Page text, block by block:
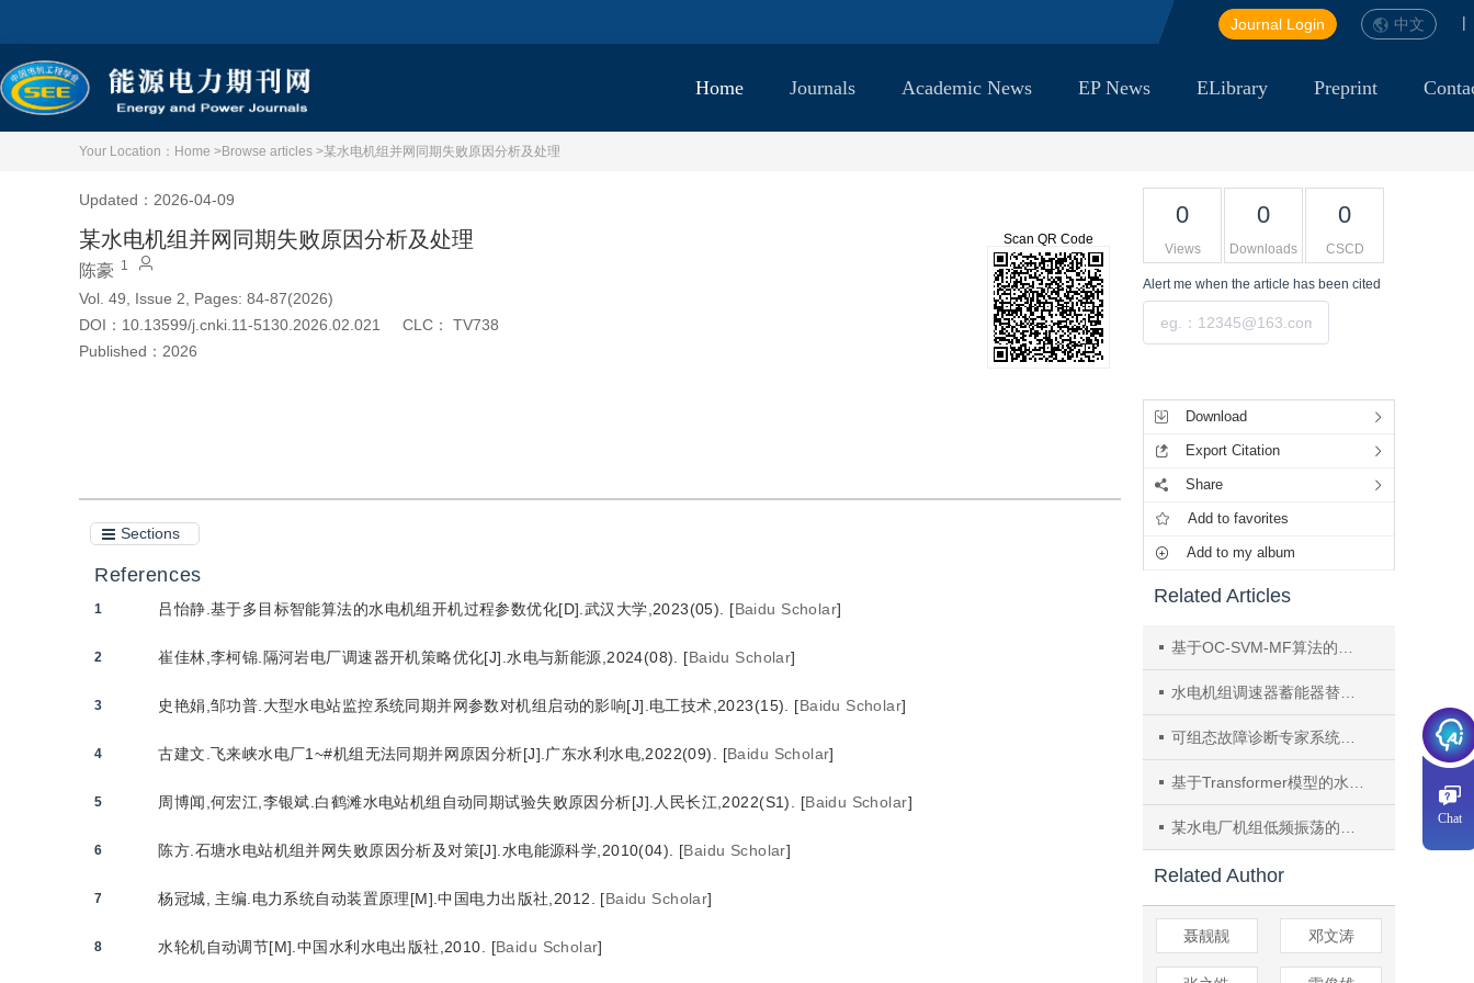
|
中文
Journal Login
Home Journals Academic News EP News ELibrary Preprint
Your Location： Home >Browse articles >某水电机组并网同期失败原因分析及处理
Updated：2026-04-09
某水电机组并网同期失败原因分析及处理
陈豪 1
Vol. 49, Issue 2, Pages: 84-87(2026)
DOI： 10.13599/j.cnki.11-5130.2026.02.021 CLC：
TV738
Published： 2026
Scan QR Code
Sections
References
1 吕怡静.基于多目标智能算法的水电机组开机过程参数优化[D].武汉大学,2023(05). [Baidu Scholar]
2 崔佳林,李柯锦.隔河岩电厂调速器开机策略优化[J].水电与新能源,2024(08). [Baidu Scholar]
3 史艳娟,邹功普.大型水电站监控系统同期并网参数对机组启动的影响[J].电工技术,2023(15). [Baidu Scholar]
4 古建文.飞来峡水电厂1~#机组无法同期并网原因分析[J].广东水利水电,2022(09). [Baidu Scholar]
5 周博闻,何宏江,李银斌.白鹤滩水电站机组自动同期试验失败原因分析[J].人民长江,2022(S1). [Baidu Scholar]
6 陈方.石塘水电站机组并网失败原因分析及对策[J].水电能源科学,2010(04). [Baidu Scholar]
7 杨冠城, 主编.电力系统自动装置原理[M].中国电力出版社,2012. [Baidu Scholar]
8 水轮机自动调节[M].中国水利水电出版社,2010. [Baidu Scholar]
0
Views
0
Downloads
0
CSCD
Alert me when the article has been cited
Download
Export Citation
Share
Add to favorites
Add to my album
Related Articles
基于OC-SVM-MF算法的水电机组运行状态异常诱因快速检测
水电机组调速器蓄能器替代压力油罐技术研究
可组态故障诊断专家系统的设计及应用
基于Transformer模型的水电机组轴承温度预测
某水电厂机组低频振荡的分析
Related Author
聂靓靓 邓文涛
Chat